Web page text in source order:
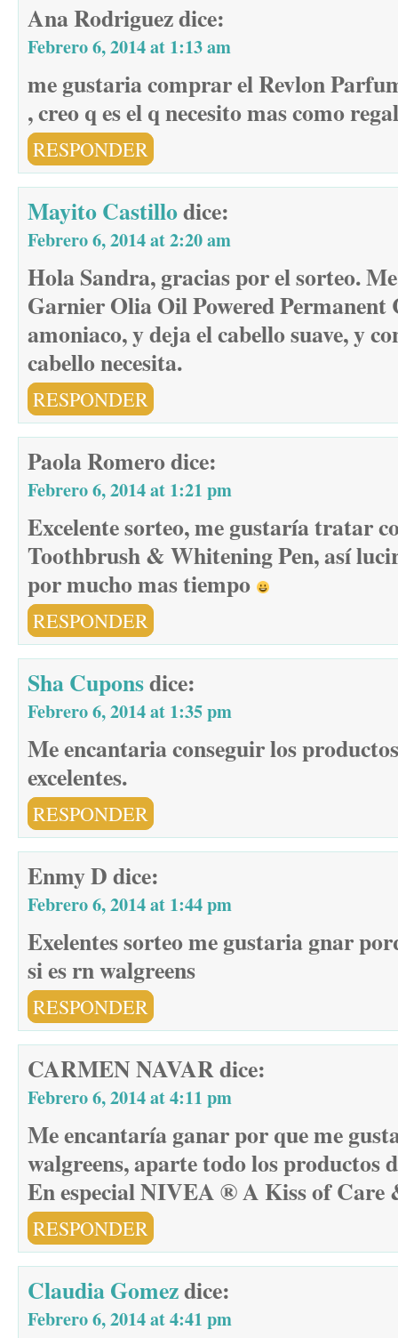
Ana Rodriguezdice:
Febrero 6, 2014 at 1:13 am
me gustaria comprar el Revlon
, creo q es el q necesito mas como
RESPONDER
Mayito Castillodice:
Febrero 6, 2014 at 2:20 am
Hola Sandra, gracias por el sorteo.
Garnier Olia Oil Powered Permanent
amoniaco, y deja el cabello suave, y
cabello necesita.
RESPONDER
Paola Romerodice:
Febrero 6, 2014 at 1:21 pm
Excelente sorteo, me gustaría tratar
Toothbrush & Whitening Pen, así
por mucho mas tiempo
RESPONDER
Sha Cuponsdice:
Febrero 6, 2014 at 1:35 pm
Me encantaria conseguir los
excelentes.
RESPONDER
Enmy Ddice:
Febrero 6, 2014 at 1:44 pm
Exelentes sorteo me gustaria gnar
si es rn walgreens
RESPONDER
CARMEN NAVARdice:
Febrero 6, 2014 at 4:11 pm
Me encantaría ganar por que me
walgreens, aparte todo los productos
En especial NIVEA ® A Kiss of
RESPONDER
Claudia Gomezdice:
Febrero 6, 2014 at 4:41 pm